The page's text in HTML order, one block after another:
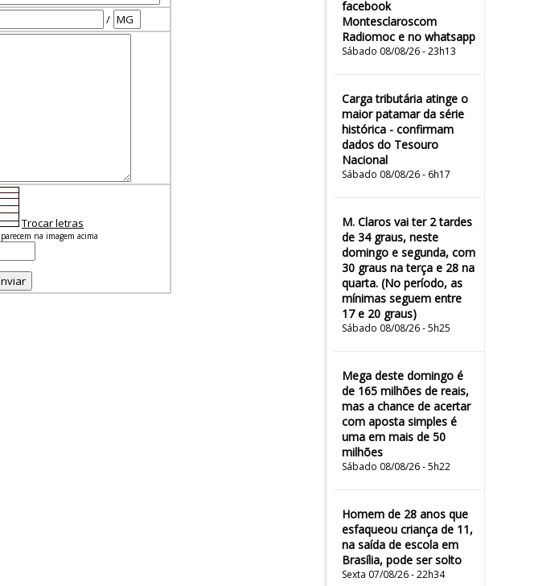
facebook
Montesclaroscom
Radiomoc e no whatsapp
Sábado 08/08/26 - 23h13
Carga tributária atinge o
maior patamar da série
histórica - confirmam
dados do Tesouro
Nacional
Sábado 08/08/26 - 6h17
M. Claros vai ter 2 tardes
de 34 graus, neste
domingo e segunda, com
30 graus na terça e 28 na
quarta. (No período, as
mínimas seguem entre
17 e 20 graus)
Sábado 08/08/26 - 5h25
Mega deste domingo é
de 165 milhões de reais,
mas a chance de acertar
com aposta simples é
uma em mais de 50
milhões
Sábado 08/08/26 - 5h22
Homem de 28 anos que
esfaqueou criança de 11,
na saída de escola em
Brasília, pode ser solto
Sexta 07/08/26 - 22h34
/
Trocar letras
na imagem acima